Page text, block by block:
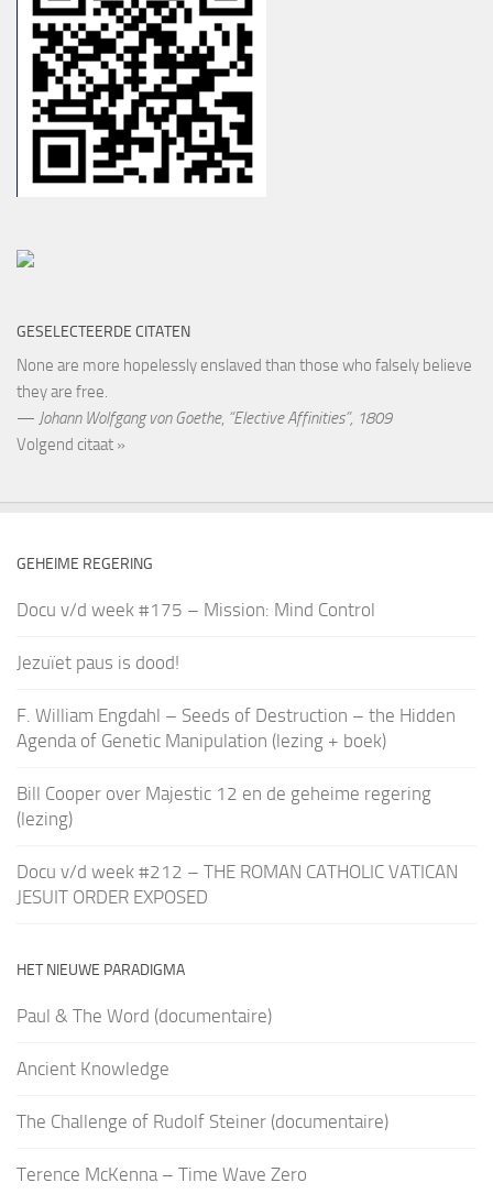
GESELECTEERDE CITATEN
None are more hopelessly enslaved than those who falsely believe
they are free.
— Johann Wolfgang von Goethe, “Elective Affinities”, 1809
Volgend citaat »
GEHEIME REGERING
Docu v/d week #175 – Mission: Mind Control
Jezuïet paus is dood!
F. William Engdahl – Seeds of Destruction – the Hidden
Agenda of Genetic Manipulation (lezing + boek)
Bill Cooper over Majestic 12 en de geheime regering
(lezing)
Docu v/d week #212 – THE ROMAN CATHOLIC VATICAN
JESUIT ORDER EXPOSED
HET NIEUWE PARADIGMA
Paul & The Word (documentaire)
Ancient Knowledge
The Challenge of Rudolf Steiner (documentaire)
Terence McKenna – Time Wave Zero